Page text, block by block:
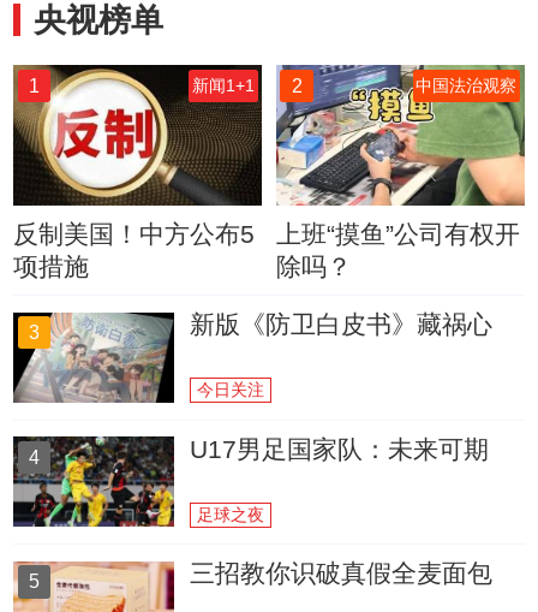
央视榜单
1 新闻1+1
反制美国！中方公布5
项措施
2 中国法治观察
上班“摸鱼”公司有权开
除吗？
3 新版《防卫白皮书》藏祸心
今日关注
4 U17男足国家队：未来可期
足球之夜
5 三招教你识破真假全麦面包